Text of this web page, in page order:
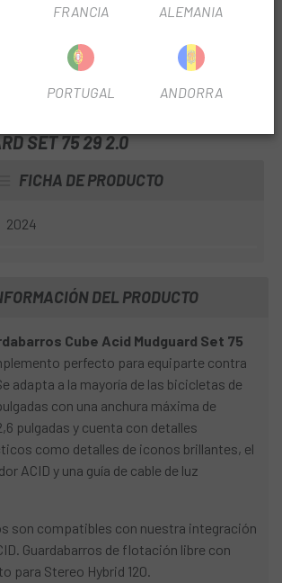
SET 75 29 2.0
FICHA DE PRODUCTO
2024
DEL PRODUCTO
Cube Acid Mudguard Set 75
perfecto para equiparte contra
adapta a la mayoría de las bicicletas de
con una anchura máxima de
pulgadas y cuenta con detalles
como detalles de iconos brillantes, el
ACID y una guía de cable de luz
son compatibles con nuestra integración
Guardabarros de flotación libre con
para Stereo Hybrid 120.
FRANCIA ALEMANIA
PORTUGAL ANDORRA